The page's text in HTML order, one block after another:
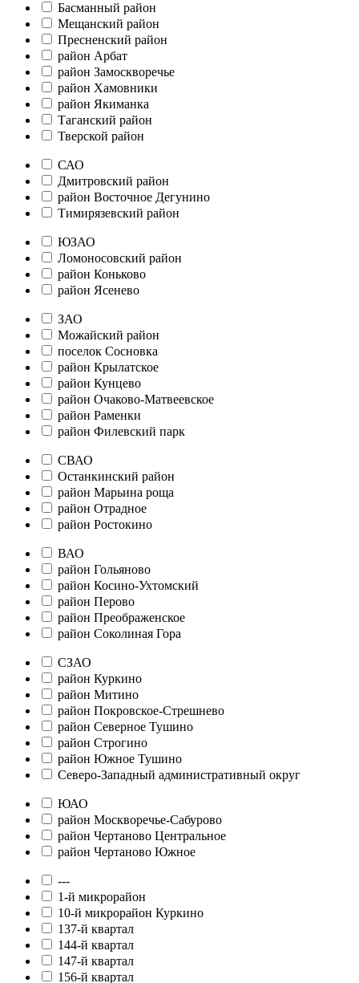
Басманный район
Мещанский район
Пресненский район
район Арбат
район Замоскворечье
район Хамовники
район Якиманка
Таганский район
Тверской район
САО
Дмитровский район
район Восточное Дегунино
Тимирязевский район
ЮЗАО
Ломоносовский район
район Коньково
район Ясенево
ЗАО
Можайский район
поселок Сосновка
район Крылатское
район Кунцево
район Очаково-Матвеевское
район Раменки
район Филевский парк
СВАО
Останкинский район
район Марьина роща
район Отрадное
район Ростокино
ВАО
район Гольяново
район Косино-Ухтомский
район Перово
район Преображенское
район Соколиная Гора
СЗАО
район Куркино
район Митино
район Покровское-Стрешнево
район Северное Тушино
район Строгино
район Южное Тушино
Северо-Западный административный округ
ЮАО
район Москворечье-Сабурово
район Чертаново Центральное
район Чертаново Южное
---
1-й микрорайон
10-й микрорайон Куркино
137-й квартал
144-й квартал
147-й квартал
156-й квартал